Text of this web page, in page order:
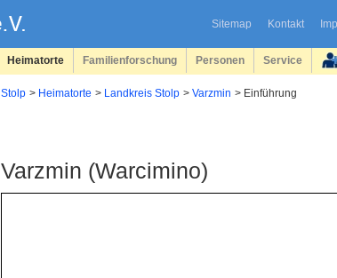
Sitemap Kontakt
Heimatorte Familienforschung Personen Service
Stolp Heimatorte Landkreis Stolp Varzmin Einführung
Varzmin (Warcimino)